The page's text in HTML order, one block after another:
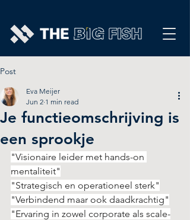
Post
Je functieomschrijving is
een sprookje
Eva Meijer
Jun 2 1 min read
"Visionaire leider met hands-on
mentaliteit"
"Strategisch en operationeel sterk"
"Verbindend maar ook daadkrachtig"
"Ervaring in zowel corporate als scale-